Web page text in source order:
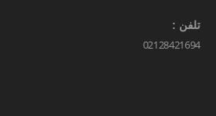
تلفن :
02128421694